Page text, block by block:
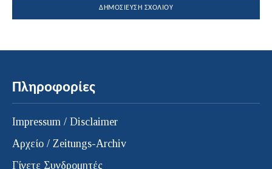
Πληροφορίες
Impressum / Disclaimer
Αρχείο / Zeitungs-Archiv
Γίνετε Συνδρομητές